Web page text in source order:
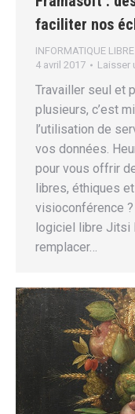
faciliter nos
INFORMATIQUE LIBRE
4 avril 2017
Laisser
Travailler seul et
plusieurs, c’est
l’utilisation de
vos données.
pour vous offrir
libres, éthiques
visioconférence
logiciel libre Jitsi
remplacer…